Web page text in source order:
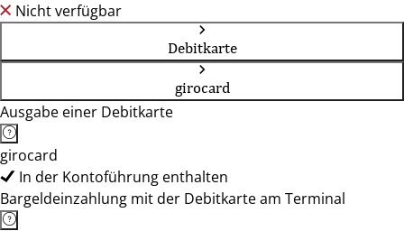
Nicht verfügbar
Debitkarte
girocard
Ausgabe einer Debitkarte
girocard
In der Kontoführung enthalten
Bargeldeinzahlung mit der Debitkarte am Terminal